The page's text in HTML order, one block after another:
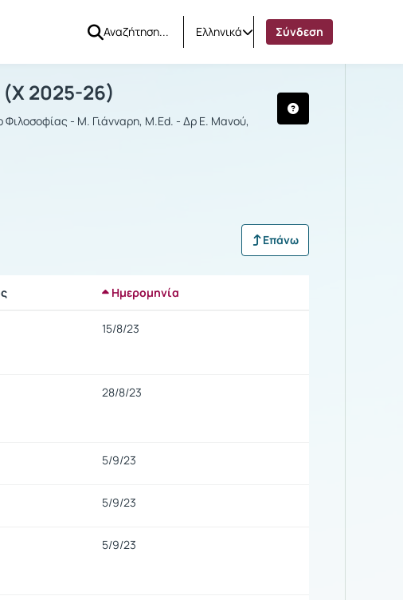
Ελληνικά Σύνδεση
2025-26)
- Μ. Γιάνναρη, M.Ed. - Δρ Ε. Μανού,
Επάνω
Ημερομηνία
15/8/23
28/8/23
5/9/23
5/9/23
5/9/23